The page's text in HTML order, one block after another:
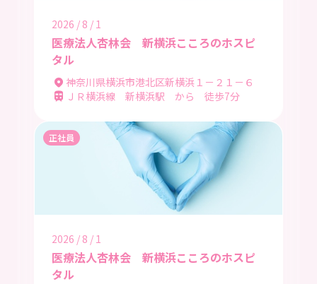
2026 / 8 / 1
医療法人杏林会 新横浜こころのホスピ
タル
神奈川県横浜市港北区新横浜１－２１－６
ＪＲ横浜線 新横浜駅 から 徒歩7分
正社員
2026 / 8 / 1
医療法人杏林会 新横浜こころのホスピ
タル